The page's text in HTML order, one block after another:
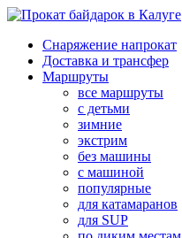
Снаряжение напрокат
Доставка и трансфер
Маршруты
все маршруты
с детьми
зимние
экстрим
без машины
с машиной
популярные
для катамаранов
для SUP